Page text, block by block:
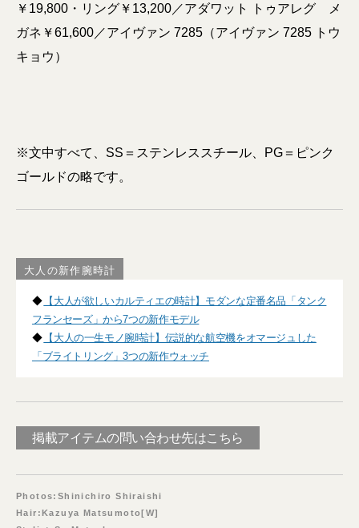
￥19,800・リング￥13,200／アダワット トゥアレグ メ
ガネ￥61,600／アイヴァン 7285（アイヴァン 7285 トウ
キョウ）
※文中すべて、SS＝ステンレススチール、PG＝ピンク
ゴールドの略です。
大人の新作腕時計
◆ 【大人が欲しいカルティエの時計】モダンな定番名品「タンク
フランセーズ」から7つの新作モデル
◆ 【大人の一生モノ腕時計】伝説的な航空機をオマージュした
「ブライトリング」3つの新作ウォッチ
掲載アイテムの問い合わせ先はこちら
Photos:Shinichiro Shiraishi
Hair:Kazuya Matsumoto[W]